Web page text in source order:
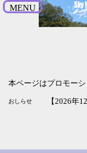
MENU
本ページはプロモーシ
おしらせ 【2027年
【2026年
【2027年
【2026年
【2026年